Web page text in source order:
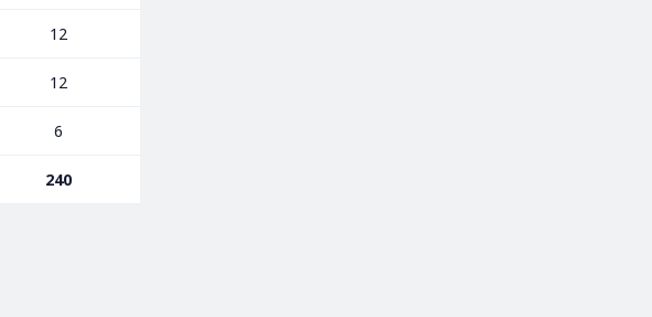
12
12
6
240